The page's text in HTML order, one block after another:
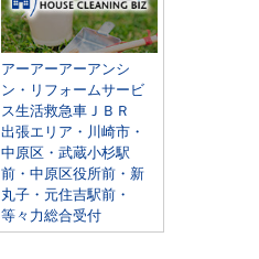
アーアーアーアンシ
ン・リフォームサービ
ス生活救急車ＪＢＲ
出張エリア・川崎市・
中原区・武蔵小杉駅
前・中原区役所前・新
丸子・元住吉駅前・
等々力総合受付